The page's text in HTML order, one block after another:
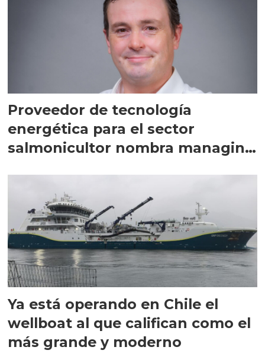
Proveedor de tecnología
energética para el sector
salmonicultor nombra managing
Ya está operando en Chile el
wellboat al que califican como el
más grande y moderno